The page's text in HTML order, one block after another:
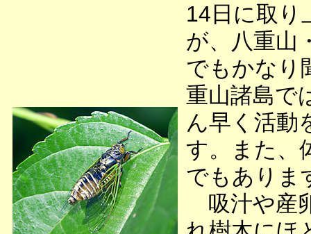
14日に取り
が、八重山
でもかなり
重山諸島で
ん早く活動
す。また、
でもありま
吸汁や産